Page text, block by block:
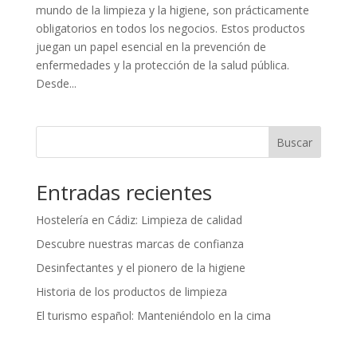
mundo de la limpieza y la higiene, son prácticamente
obligatorios en todos los negocios. Estos productos
juegan un papel esencial en la prevención de
enfermedades y la protección de la salud pública.
Desde...
Buscar
Entradas recientes
Hostelería en Cádiz: Limpieza de calidad
Descubre nuestras marcas de confianza
Desinfectantes y el pionero de la higiene
Historia de los productos de limpieza
El turismo español: Manteniéndolo en la cima